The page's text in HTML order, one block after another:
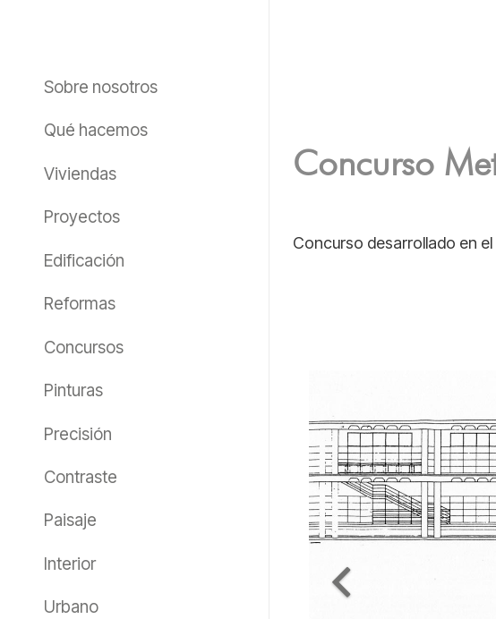
Sobre nosotros
Qué hacemos
Viviendas
Proyectos
Edificación
Reformas
Concursos
Pinturas
Precisión
Contraste
Paisaje
Interior
Urbano
Concurso
Concurso desarrollado en